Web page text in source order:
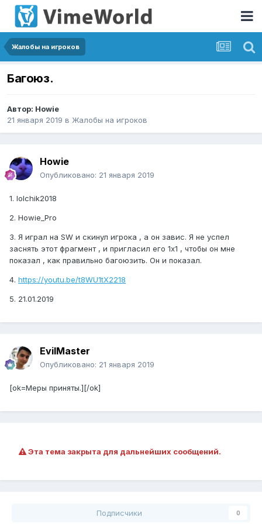
Жалобы на игроков
Багоюз.
Автор: Howie
21 января 2019 в Жалобы на игроков
Howie
Опубликовано: 21 января 2019
1. lolchik2018
2. Howie_Pro
3. Я играл на SW и скинул игрока , а он завис. Я не успел
заснять этот фрагмент , и пригласил его 1x1 , чтобы он мне
показал , как правильно багоюзить. Он и показал.
4. https://youtu.be/t8WU1tX2218
5. 21.01.2019
EvilMaster
Опубликовано: 21 января 2019
[ok=Меры приняты.][/ok]
Эта тема закрыта для дальнейших сообщений.
Подписчики 0